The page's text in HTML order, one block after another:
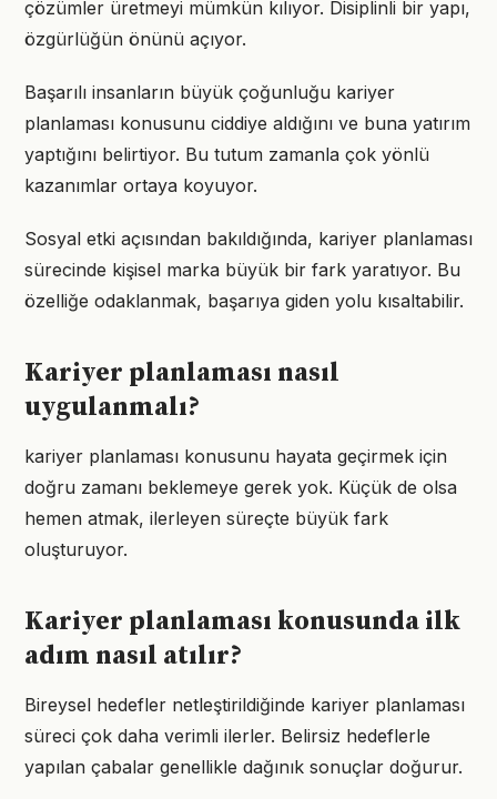
çözümler üretmeyi mümkün kılıyor. Disiplinli bir yapı,
özgürlüğün önünü açıyor.
Başarılı insanların büyük çoğunluğu kariyer
planlaması konusunu ciddiye aldığını ve buna yatırım
yaptığını belirtiyor. Bu tutum zamanla çok yönlü
kazanımlar ortaya koyuyor.
Sosyal etki açısından bakıldığında, kariyer planlaması
sürecinde kişisel marka büyük bir fark yaratıyor. Bu
özelliğe odaklanmak, başarıya giden yolu kısaltabilir.
Kariyer planlaması nasıl
uygulanmalı?
kariyer planlaması konusunu hayata geçirmek için
doğru zamanı beklemeye gerek yok. Küçük de olsa
hemen atmak, ilerleyen süreçte büyük fark
oluşturuyor.
Kariyer planlaması konusunda ilk
adım nasıl atılır?
Bireysel hedefler netleştirildiğinde kariyer planlaması
süreci çok daha verimli ilerler. Belirsiz hedeflerle
yapılan çabalar genellikle dağınık sonuçlar doğurur.